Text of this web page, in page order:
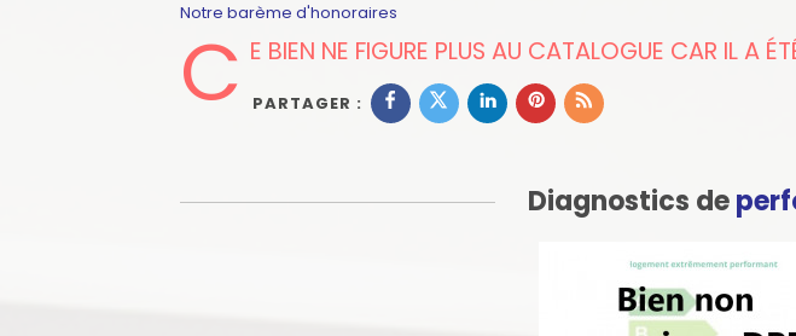
Notre barème d'honoraires
C E BIEN NE FIGURE PLUS AU CATALOGUE CAR IL A
PARTAGER :
Diagnostics de